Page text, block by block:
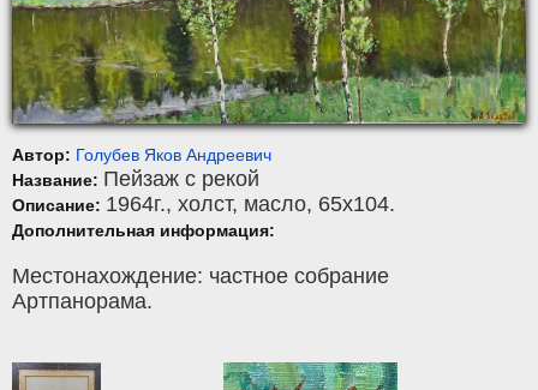
Автор: Голубев Яков Андреевич
Название: Пейзаж с рекой
Описание: 1964г., холст, масло, 65x104.
Дополнительная информация:
Местонахождение: частное собрание
Артпанорама.